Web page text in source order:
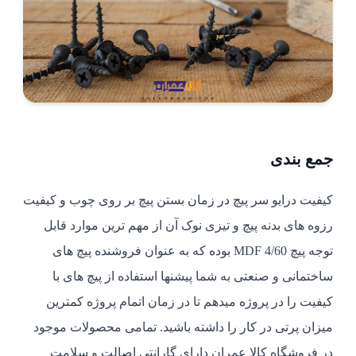
جمع بندی
کیفیت درایو سر پیچ در زمان بستن پیچ بر روی چوب و کیفیت
رزوه های بدنه پیچ و تیزی نوک آن از مهم ترین موارد قابل
توجه پیچ MDF 4/60 بوده که به عنوان فروشنده پیچ های
ساختمانی و صنعتی به شما پیشنها استفاده از پیچ های با
کیفیت را در پروژه میدهم تا در زمان اتمام پروژه کمترین
میزان پرتی در کار را داشته باشید. تمامی محصولات موجود
در فروشگاه کالا عمران دارای گارانتی اصالت و سلامت